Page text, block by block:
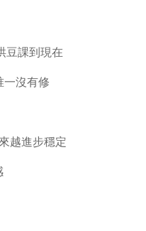
豆課到現在
沒有修
越進步穩定